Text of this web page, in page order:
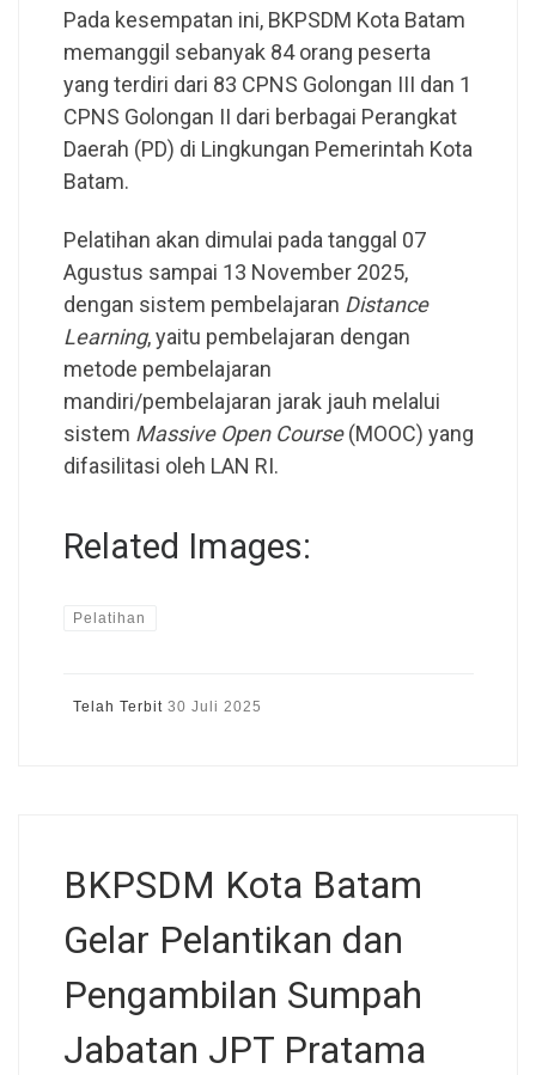
Pada kesempatan ini, BKPSDM Kota Batam
memanggil sebanyak 84 orang peserta
yang terdiri dari 83 CPNS Golongan III dan 1
CPNS Golongan II dari berbagai Perangkat
Daerah (PD) di Lingkungan Pemerintah Kota
Batam.
Pelatihan akan dimulai pada tanggal 07
Agustus sampai 13 November 2025,
dengan sistem pembelajaran Distance
Learning, yaitu pembelajaran dengan
metode pembelajaran
mandiri/pembelajaran jarak jauh melalui
sistem Massive Open Course(MOOC) yang
difasilitasi oleh LAN RI.
Related Images:
Pelatihan
Telah Terbit 30 Juli 2025
BKPSDM Kota Batam
Gelar Pelantikan dan
Pengambilan Sumpah
Jabatan JPT Pratama